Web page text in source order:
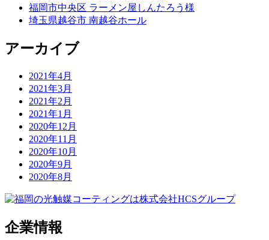
福岡市中央区 ラーメン屋しんたろう様
埼玉県越谷市 南越谷ホール
アーカイブ
2021年4月
2021年3月
2021年2月
2021年1月
2020年12月
2020年11月
2020年10月
2020年9月
2020年8月
企業情報